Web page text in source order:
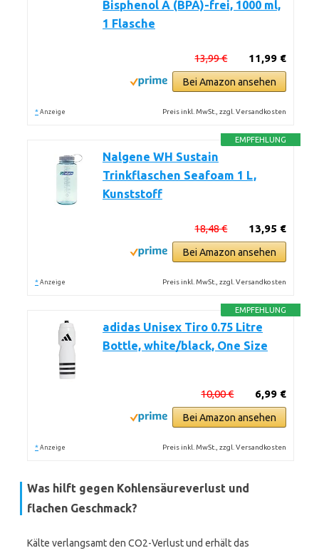
Bisphenol A (BPA)-frei, 1000 ml,
1 Flasche
11,99 €
13,99 €
Bei Amazon ansehen
* Anzeige Preis inkl. MwSt., zzgl. Versandkosten
EMPFEHLUNG
Nalgene WH Sustain
Trinkflaschen Seafoam 1 L,
Kunststoff
13,95 €
18,48 €
Bei Amazon ansehen
* Anzeige Preis inkl. MwSt., zzgl. Versandkosten
EMPFEHLUNG
adidas Unisex Tiro 0.75 Litre
Bottle, white/black, One Size
6,99 €
10,00 €
Bei Amazon ansehen
* Anzeige Preis inkl. MwSt., zzgl. Versandkosten
Was hilft gegen Kohlensäureverlust und
flachen Geschmack?
Kälte verlangsamt den CO2-Verlust und erhält das